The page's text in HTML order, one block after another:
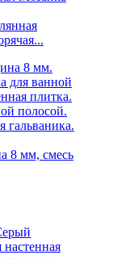
8 мм, смесь